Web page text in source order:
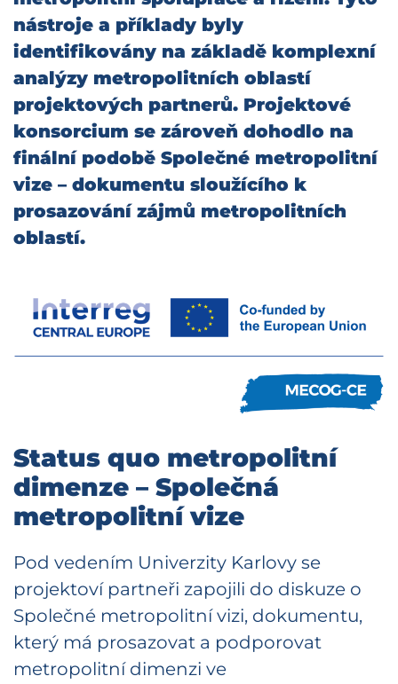
nástroje a příklady byly
identifikovány na základě komplexní
analýzy metropolitních oblastí
projektových partnerů. Projektové
konsorcium se zároveň dohodlo na
finální podobě Společné metropolitní
vize – dokumentu sloužícího k
prosazování zájmů metropolitních
oblastí.
Status quo metropolitní
dimenze – Společná
metropolitní vize
Pod vedením Univerzity Karlovy se
projektoví partneři zapojili do diskuze o
Společné metropolitní vizi, dokumentu,
který má prosazovat a podporovat
metropolitní dimenzi ve